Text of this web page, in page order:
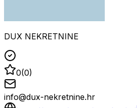
DUX NEKRETNINE
0(0)
info@dux-nekretnine.hr